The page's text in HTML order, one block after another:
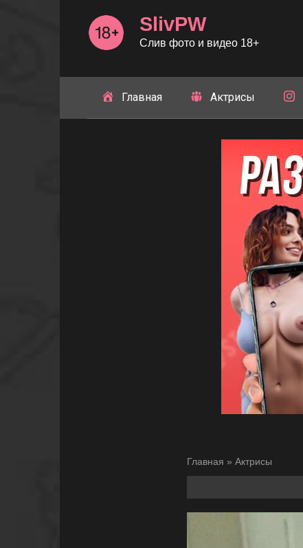
SlivPW
Слив фото и видео 18+
Главная Актрисы
Главная » Актрисы